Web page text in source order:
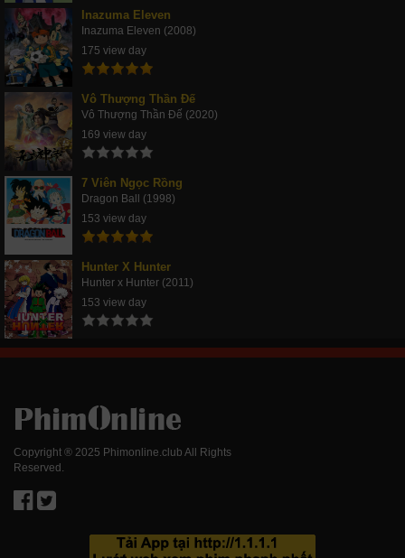
Inazuma Eleven
Inazuma Eleven (2008)
175 view day
Vô Thượng Thần Đế
Vô Thượng Thần Đế (2020)
169 view day
7 Viên Ngọc Rồng
Dragon Ball (1998)
153 view day
Hunter X Hunter
Hunter x Hunter (2011)
153 view day
Copyright ® 2025 Phimonline.club All Rights
Reserved.